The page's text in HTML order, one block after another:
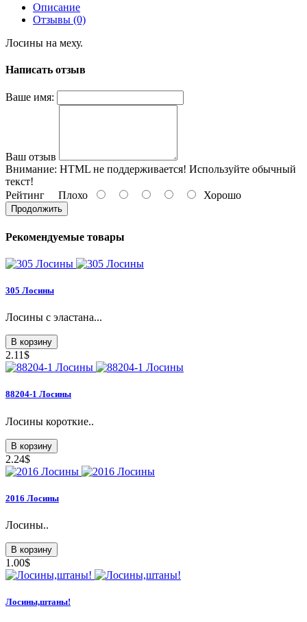
Описание
Отзывы (0)
Лосины на меху.
Написать отзыв
Ваше имя:
Ваш отзыв
Внимание: HTML не поддерживается! Используйте обычный
текст!
Рейтинг Плохо Хорошо
Продолжить
Рекомендуемые товары
305 Лосины
Лосины с эластана...
В корзину
2.11$
88204-1 Лосины
Лосины короткие..
В корзину
2.24$
2016 Лосины
Лосины..
В корзину
1.00$
Лосины,штаны!